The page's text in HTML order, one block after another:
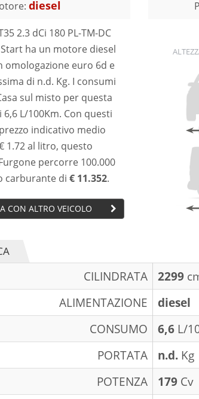
diesel
2.3 dCi 180 PL-TM-DC
ha un motore diesel
omologazione euro 6d e
di n.d. Kg. I consumi
sul misto per questa
L/100Km. Con questi
indicativo medio
1.72 al litro, questo
percorre 100.000
carburante di € 11.352.
CON ALTRO VEICOLO
CILINDRATA 2299
ALIMENTAZIONE
diesel
CONSUMO
6,6 L/
PORTATA
n.d. Kg
POTENZA
179 Cv